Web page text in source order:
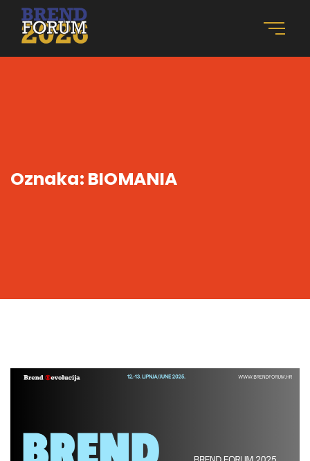
Oznaka: BIOMANIA